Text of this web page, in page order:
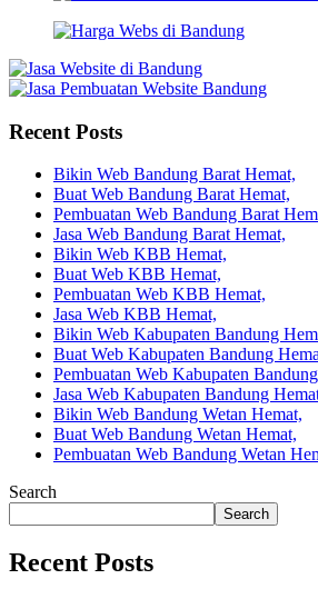
Recent Posts
Bikin Web Bandung Barat Hemat,
Buat Web Bandung Barat Hemat,
Pembuatan Web Bandung Barat
Jasa Web Bandung Barat Hemat,
Bikin Web KBB Hemat,
Buat Web KBB Hemat,
Pembuatan Web KBB Hemat,
Jasa Web KBB Hemat,
Bikin Web Kabupaten Bandung
Buat Web Kabupaten Bandung
Pembuatan Web Kabupaten
Jasa Web Kabupaten Bandung
Bikin Web Bandung Wetan Hemat,
Buat Web Bandung Wetan Hemat,
Pembuatan Web Bandung Wetan
Search
Search
Recent Posts